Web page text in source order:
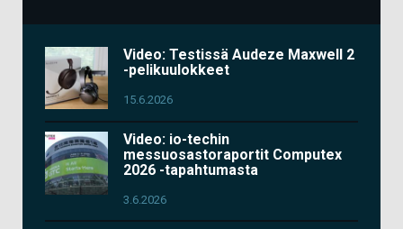
Video: Testissä Audeze Maxwell 2
-pelikuulokkeet
15.6.2026
Video: io-techin
messuosastoraportit Computex
2026 -tapahtumasta
3.6.2026